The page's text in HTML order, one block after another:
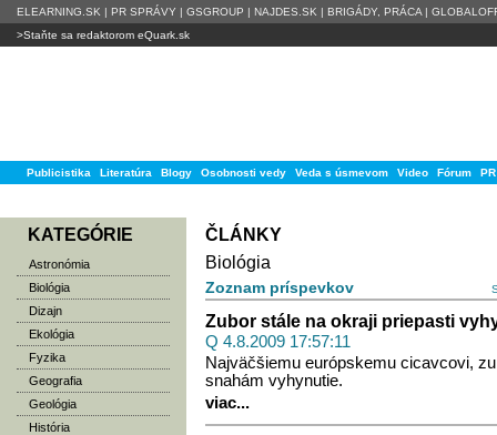
ELEARNING.SK | PR SPRÁVY | GSGROUP | NAJDES.SK | BRIGÁDY, PRÁCA |
>Staňte sa redaktorom eQuark.sk
Publicistika Literatúra Blogy Osobnosti vedy Veda s úsmevom Video Fórum
KATEGÓRIE
Astronómia
Biológia
Dizajn
Ekológia
Fyzika
Geografia
Geológia
História
ČLÁNKY
Biológia
Zoznam príspevkov
Zubor stále na okraji priepasti
Q 4.8.2009 17:57:11
Najväčšiemu európskemu cicavcovi,
snahám vyhynutie.
viac...